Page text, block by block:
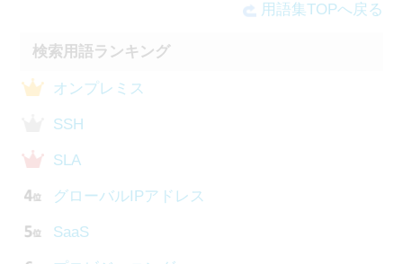
用語集TOPへ戻る
検索用語ランキング
オンプレミス
SSH
SLA
グローバルIPアドレス
SaaS